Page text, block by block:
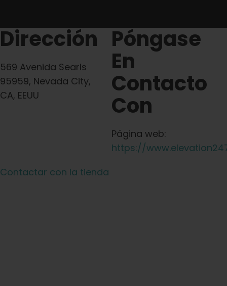
Dirección
569 Avenida Searls
95959, Nevada City,
CA, EEUU
Póngase
En
Contacto
Con
Página web:
https://
Contactar con la tienda